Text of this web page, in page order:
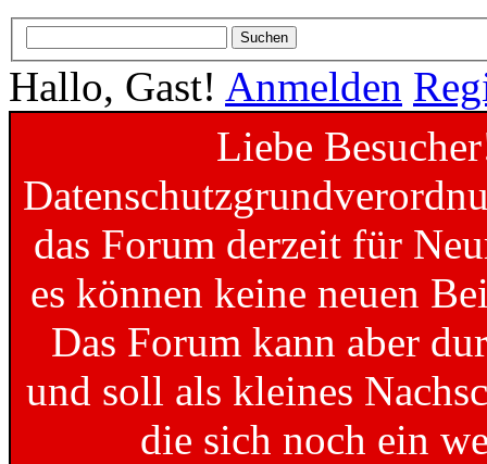
Hallo, Gast! Anmelden
Liebe
das Forum derzeit für
es können keine neuen
Das Forum kann aber
und soll als kleines
die sich noch ein